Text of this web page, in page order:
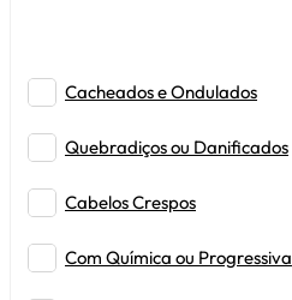
Cacheados e Ondulados
Quebradiços ou Danificados
Cabelos Crespos
Com Química ou Progressiva